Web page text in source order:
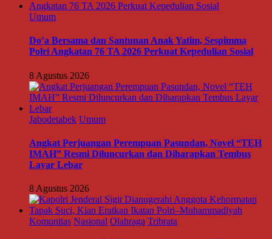
Umum
Do’a Bersama dan Santunan Anak Yatim, Sespimma
Polri Angkatan 76 TA 2026 Perkuat Kepedulian Sosial
8 Agustus 2026
Jabodetabek Umum
Angkat Perjuangan Perempuan Pasundan, Novel “TEH
IMAH” Resmi Diluncurkan dan Diharapkan Tembus
Layar Lebar
8 Agustus 2026
Komunitas Nasional Olahraga Tribrata